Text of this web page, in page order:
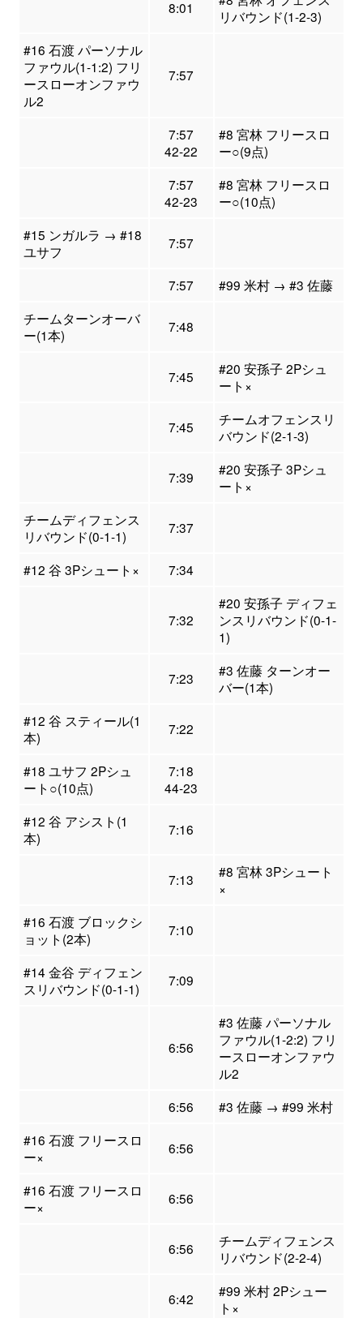
8:01
リバウンド(1-2-3)
#16 石渡 パーソナル
ファウル(1-1:2) フリ
ースローオンファウ
ル2
7:57
7:57
42-22
#8 宮林 フリースロ
ー○(9点)
7:57
42-23
#8 宮林 フリースロ
ー○(10点)
#15 ンガルラ → #18
ユサフ
7:57
7:57
#99 米村 → #3 佐藤
チームターンオーバ
ー(1本)
7:48
7:45
#20 安孫子 2Pシュ
ート×
7:45
チームオフェンスリ
バウンド(2-1-3)
7:39
#20 安孫子 3Pシュ
ート×
チームディフェンス
リバウンド(0-1-1)
7:37
#12 谷 3Pシュート× 7:34
7:32
#20 安孫子 ディフェ
ンスリバウンド(0-1-
1)
7:23
#3 佐藤 ターンオー
バー(1本)
#12 谷 スティール(1
本)
7:22
#18 ユサフ 2Pシュ
ート○(10点)
7:18
44-23
#12 谷 アシスト(1
本)
7:16
7:13
#8 宮林 3Pシュート
×
#16 石渡 ブロックシ
ョット(2本)
7:10
#14 金谷 ディフェン
スリバウンド(0-1-1)
7:09
6:56
#3 佐藤 パーソナル
ファウル(1-2:2) フリ
ースローオンファウ
ル2
6:56
#3 佐藤 → #99 米村
#16 石渡 フリースロ
ー×
6:56
#16 石渡 フリースロ
ー×
6:56
6:56
チームディフェンス
リバウンド(2-2-4)
6:42
#99 米村 2Pシュー
ト×